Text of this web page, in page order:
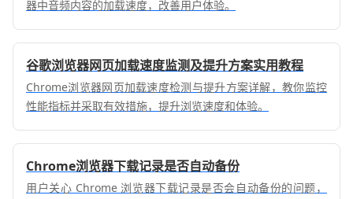
器中音频内容的加载速度，改善用户体验。
谷歌浏览器网页加载速度监测及提升方案实用教程
Chrome浏览器网页加载速度检测与提升方案详解，教你监控
性能指标并采取有效措施，提升浏览速度和体验。
Chrome浏览器下载记录是否自动备份
用户关心 Chrome 浏览器下载记录是否会自动备份的问题，